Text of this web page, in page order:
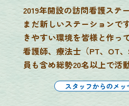
2019年開設の訪問看護ステ
まだ新しいステーションで
きやすい環境を皆様と作っ
看護師、療法士（PT、OT
員も含め総勢20名以上で活
スタッフからのメッ